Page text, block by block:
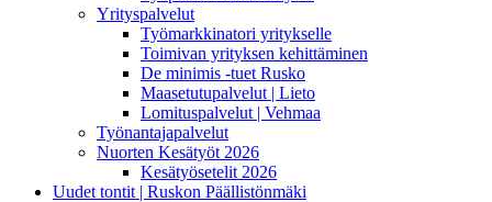
Yrityspalvelut
Työmarkkinatori yritykselle
Toimivan yrityksen kehittäminen
De minimis -tuet Rusko
Maasetutupalvelut | Lieto
Lomituspalvelut | Vehmaa
Työnantajapalvelut
Nuorten Kesätyöt 2026
Kesätyösetelit 2026
Uudet tontit | Ruskon Päällistönmäki